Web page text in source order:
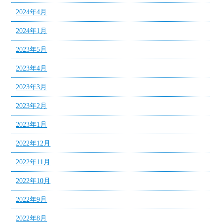
2024年4月
2024年1月
2023年5月
2023年4月
2023年3月
2023年2月
2023年1月
2022年12月
2022年11月
2022年10月
2022年9月
2022年8月